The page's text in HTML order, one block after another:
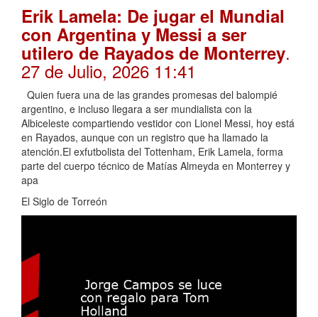
Erik Lamela: De jugar el Mundial
con Argentina y Messi a ser
utilero de Rayados de Monterrey.
27 de Julio, 2026 11:41
Quien fuera una de las grandes promesas del balompié
argentino, e incluso llegara a ser mundialista con la
Albiceleste compartiendo vestidor con Lionel Messi, hoy está
en Rayados, aunque con un registro que ha llamado la
atención.El exfutbolista del Tottenham, Erik Lamela, forma
parte del cuerpo técnico de Matías Almeyda en Monterrey y
apa
El Siglo de Torreón